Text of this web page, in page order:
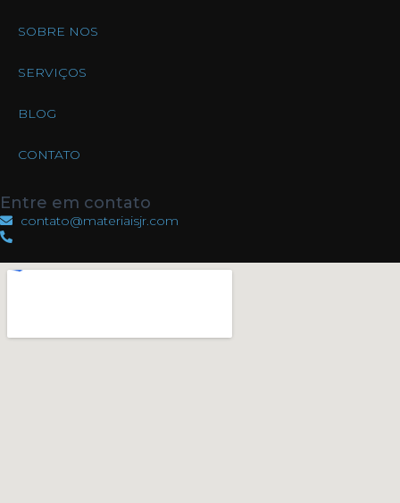
SOBRE NOS
SERVIÇOS
BLOG
CONTATO
Entre em contato
contato@materiaisjr.com